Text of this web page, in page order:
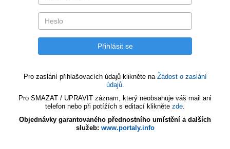
Pro zaslání přihlašovacích údajů klikněte na Žádost o zaslání
údajů.
Pro SMAZAT / UPRAVIT záznam, který neobsahuje váš mail ani
telefon nebo při potížích s editací klikněte zde.
Objednávky garantovaného přednostního umístění a dalších
služeb: www.portaly.info